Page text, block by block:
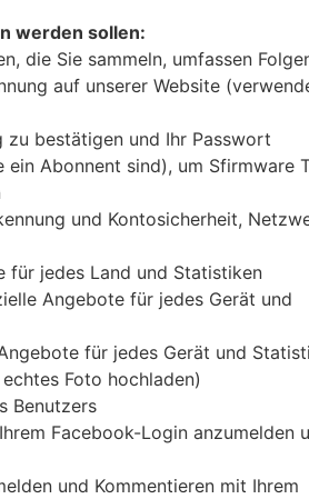
Firmware-Update für
überprüfen, ob die
Der Firmware-Code MAX ist
und CSC-Version
der angegebenen
wie man die Standart -
GT-P7320_MAX_1_20150113194
920_v6aygl17d1_fac
630.14 MiB
Android Ice Cream Sandwich 4.
werden sollen:
die Sie sammeln, umfassen
auf unserer Website
zu bestätigen und Ihr Passwort
ein Abonnent sind), um Sfirmware
und Kontosicherheit,
für jedes Land und Statistiken
Angebote für jedes Gerät und
für jedes Gerät und
Foto hochladen)
Benutzers
Facebook-Login anzumelden
und Kommentieren mit Ihrem